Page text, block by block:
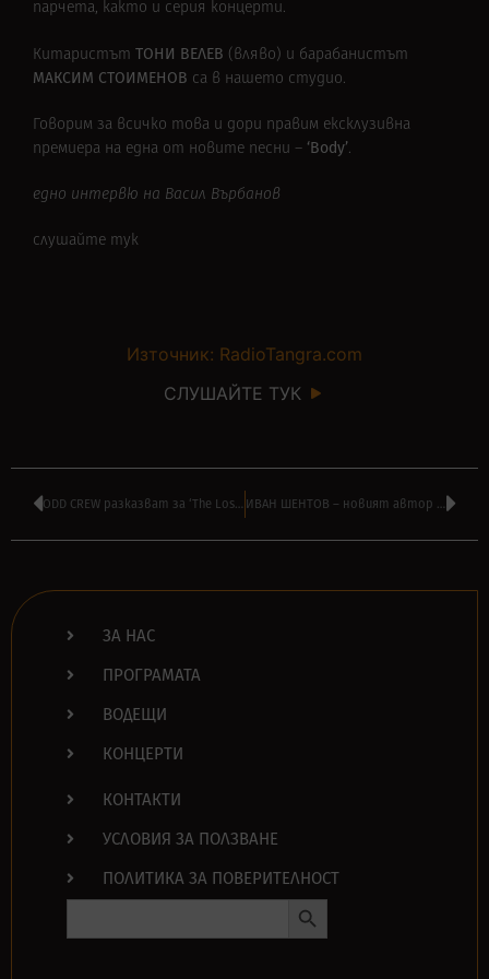
парчета, както и серия концерти.
Китаристът ТОНИ ВЕЛЕВ (вляво) и барабанистът
МАКСИМ СТОИМЕНОВ са в нашето студио.
Говорим за всичко това и дори правим ексклузивна
премиера на една от новите песни – ‘Body’.
едно интервю на Васил Върбанов
слушайте тук
Източник: RadioTangra.com
СЛУШАЙТЕ ТУК
ODD CREW разказват за ‘The Lost Pages’ ИВАН ШЕНТОВ – новият автор в RadioTangra.com
ЗА НАС
ПРОГРАМАТА
ВОДЕЩИ
КОНЦЕРТИ
КОНТАКТИ
УСЛОВИЯ ЗА ПОЛЗВАНЕ
ПОЛИТИКА ЗА ПОВЕРИТЕЛНОСТ
Search Button